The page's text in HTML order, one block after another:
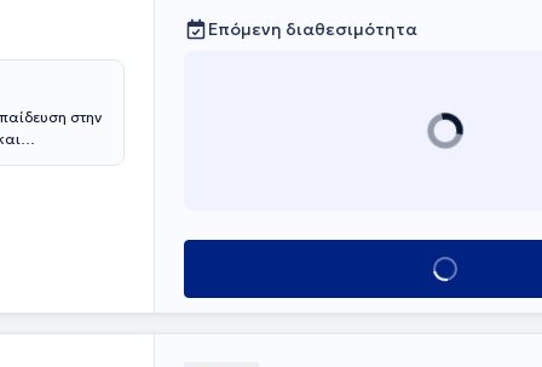
καθώς των
στην
με
την
Επόμενη διαθεσιμότητα
Κλείσε ραντεβού